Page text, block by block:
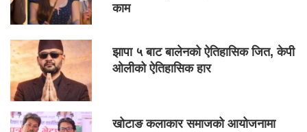
काम
झापा ५ बाट बालेनको ऐतिहासिक जित, केपी
ओलीको ऐतिहासिक हार
खोटाङ कलाकार समाजको आयोजनामा